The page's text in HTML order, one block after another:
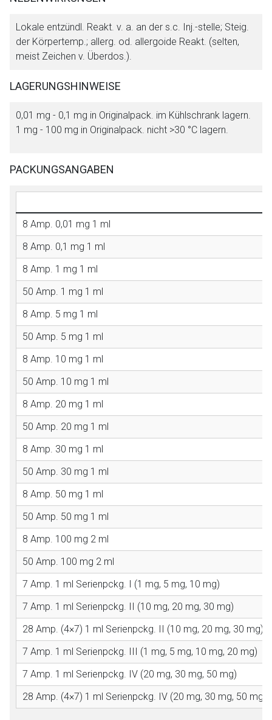
Lokale entzündl. Reakt. v. a. an der s.c. Inj.-stelle; Steig.
der Körpertemp.; allerg. od. allergoide Reakt. (selten,
meist Zeichen v. Überdos.).
LAGERUNGSHINWEISE
0,01 mg - 0,1 mg in Originalpack. im Kühlschrank lagern.
1 mg - 100 mg in Originalpack. nicht >30 °C lagern.
PACKUNGSANGABEN
8 Amp. 0,01 mg 1 ml
8 Amp. 0,1 mg 1 ml
8 Amp. 1 mg 1 ml
50 Amp. 1 mg 1 ml
8 Amp. 5 mg 1 ml
50 Amp. 5 mg 1 ml
8 Amp. 10 mg 1 ml
50 Amp. 10 mg 1 ml
8 Amp. 20 mg 1 ml
50 Amp. 20 mg 1 ml
8 Amp. 30 mg 1 ml
50 Amp. 30 mg 1 ml
8 Amp. 50 mg 1 ml
50 Amp. 50 mg 1 ml
8 Amp. 100 mg 2 ml
50 Amp. 100 mg 2 ml
7 Amp. 1 ml Serienpckg. I (1 mg, 5 mg, 10 mg)
7 Amp. 1 ml Serienpckg. II (10 mg, 20 mg, 30 mg)
28 Amp. (4×7) 1 ml Serienpckg. II (10 mg, 20 mg, 30 mg)
7 Amp. 1 ml Serienpckg. III (1 mg, 5 mg, 10 mg, 20 mg)
7 Amp. 1 ml Serienpckg. IV (20 mg, 30 mg, 50 mg)
28 Amp. (4×7) 1 ml Serienpckg. IV (20 mg, 30 mg, 50 mg)